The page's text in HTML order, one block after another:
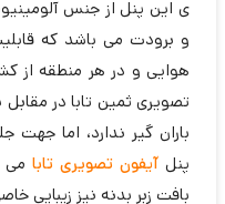
ی این پنل از جنس
و برودت می باشد که
هوایی و در هر منطقه از
تصویری ثمین تابا در
باران گیر ندارد، اما جهت
پنل آیفون تصویری تابا می
بافت زبر بدنه نیز زیبایی